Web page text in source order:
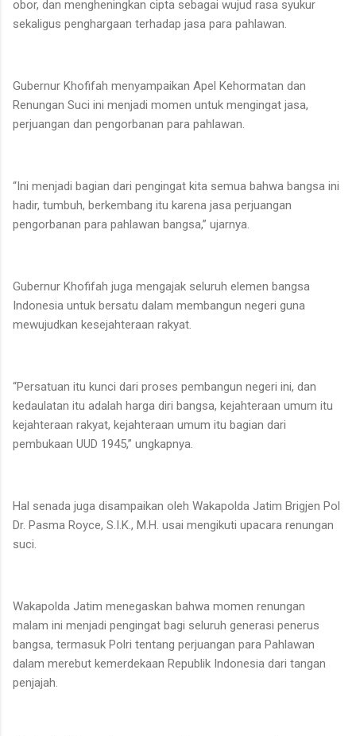
obor, dan mengheningkan cipta sebagai wujud rasa syukur
sekaligus penghargaan terhadap jasa para pahlawan.
Gubernur Khofifah menyampaikan Apel Kehormatan dan
Renungan Suci ini menjadi momen untuk mengingat jasa,
perjuangan dan pengorbanan para pahlawan.
“Ini menjadi bagian dari pengingat kita semua bahwa bangsa ini
hadir, tumbuh, berkembang itu karena jasa perjuangan
pengorbanan para pahlawan bangsa,” ujarnya.
Gubernur Khofifah juga mengajak seluruh elemen bangsa
Indonesia untuk bersatu dalam membangun negeri guna
mewujudkan kesejahteraan rakyat.
“Persatuan itu kunci dari proses pembangun negeri ini, dan
kedaulatan itu adalah harga diri bangsa, kejahteraan umum itu
kejahteraan rakyat, kejahteraan umum itu bagian dari
pembukaan UUD 1945,” ungkapnya.
Hal senada juga disampaikan oleh Wakapolda Jatim Brigjen Pol
Dr. Pasma Royce, S.I.K., M.H. usai mengikuti upacara renungan
suci.
Wakapolda Jatim menegaskan bahwa momen renungan
malam ini menjadi pengingat bagi seluruh generasi penerus
bangsa, termasuk Polri tentang perjuangan para Pahlawan
dalam merebut kemerdekaan Republik Indonesia dari tangan
penjajah.